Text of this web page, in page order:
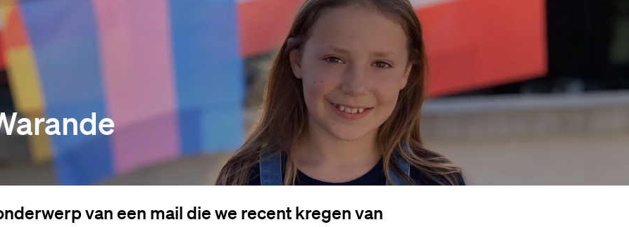
van een mail die we recent kregen van